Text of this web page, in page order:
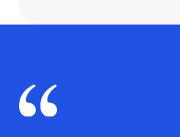
Identifikationsnummer